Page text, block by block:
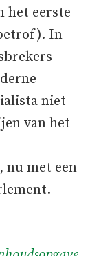
het eerste
In
niet
van het
nu met een